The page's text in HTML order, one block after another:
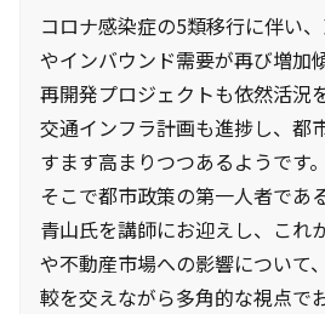
コロナ感染症の5類移行に伴い
やインバウンド需要が再び増加
再開発プロジェクトも依然活況
交通インフラ計画も進捗し、都
すます高まりつつあるようです。
そこで都市政策の第一人者であ
青山氏を講師にお迎えし、これ
や不動産市場への影響について
較を交えながら多角的な視点で